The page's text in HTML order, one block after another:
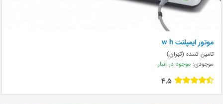
موتور ایمپلنت w h
تامین کننده (تهران)
موجودی: موجود در انبار
4.5